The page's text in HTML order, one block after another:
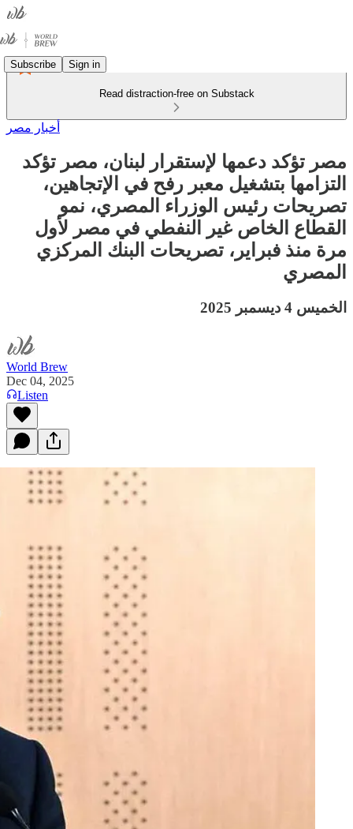
Subscribe Sign in
Read distraction-free on Substack
أخبار مصر
مصر تؤكد دعمها لإستقرار لبنان، مصر تؤكد
التزامها بتشغيل معبر رفح في الإتجاهين،
تصريحات رئيس الوزراء المصري، نمو
القطاع الخاص غير النفطي في مصر لأول
مرة منذ فبراير، تصريحات البنك المركزي
المصري
الخميس 4 ديسمبر 2025
World Brew
Dec 04, 2025
Listen